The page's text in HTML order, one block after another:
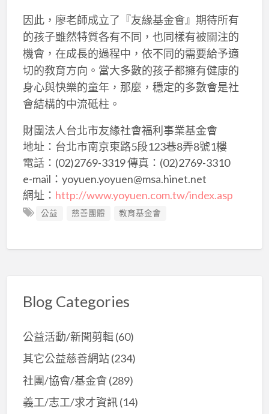
因此，廖老師成立了『友緣基金會』期待所有
的孩子雖然特質各有不同，也同樣有被關注的
機會，在成長的過程中，依不同的需要給予適
切的教育方向。當大多數的孩子都擁有健康的
身心與快樂的童年，那麼，穩定的多數會是社
會結構的中流砥柱。
財團法人台北市友緣社會福利事業基金會
地址：台北市南京東路5段123巷8弄8號1樓
電話：(02)2769-3319 傳真：(02)2769-3310
e-mail：yoyuen.yoyuen@msa.hinet.net
網址： http://www.yoyuen.com.tw/index.asp
公益 慈善團體 教育基金會
Blog Categories
公益活動/新聞剪輯(60)
其它公益慈善網站(234)
社團/協會/基金會 (289)
義工/志工/求才資訊(14)